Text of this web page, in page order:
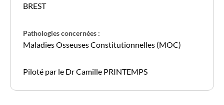
BREST
Pathologies concernées :
Maladies Osseuses Constitutionnelles (MOC)
Piloté par le Dr Camille PRINTEMPS